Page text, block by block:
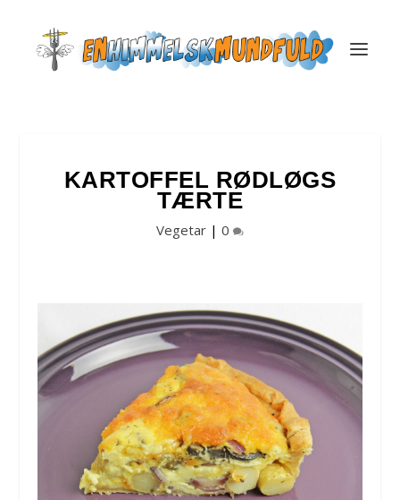
KARTOFFEL RØDLØGS
TÆRTE
Vegetar | 0